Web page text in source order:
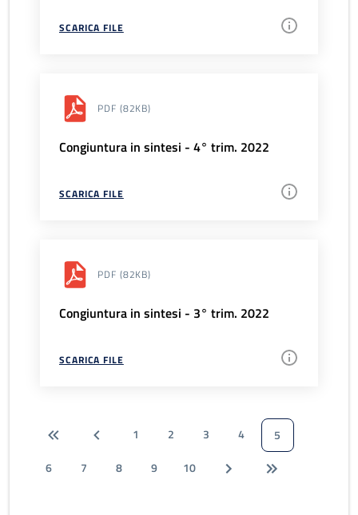
SCARICA FILE
PDF (82KB)
Congiuntura in sintesi - 4° trim. 2022
SCARICA FILE
PDF (82KB)
Congiuntura in sintesi - 3° trim. 2022
SCARICA FILE
1 2 3 4
5
6
7 8 9 10